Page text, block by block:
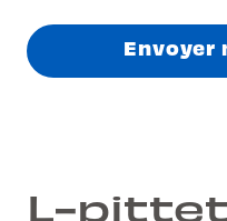
Envoyer
L-